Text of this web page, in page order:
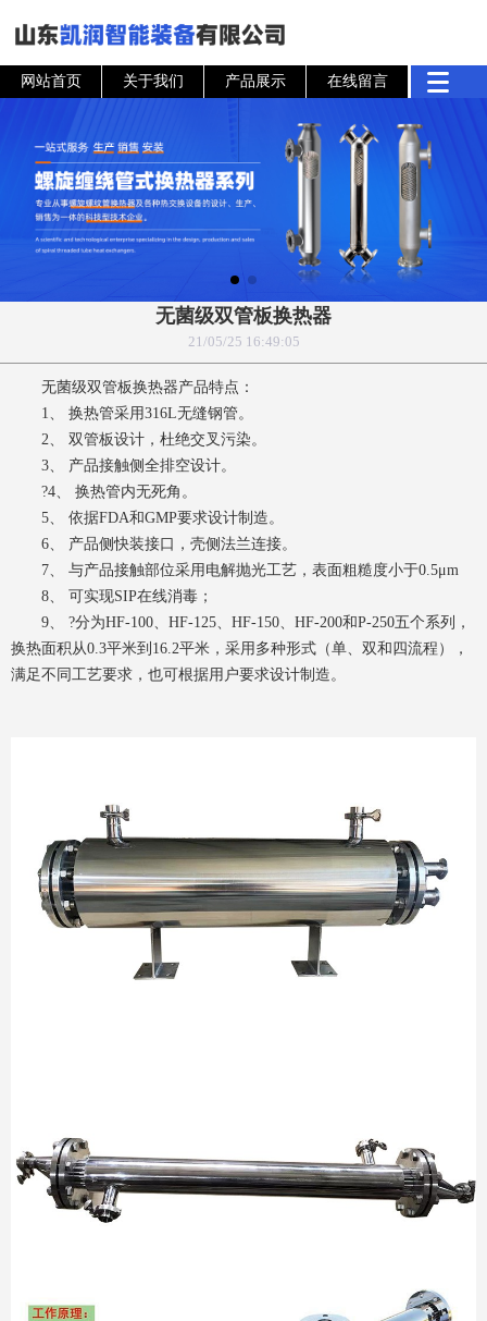
网站首页 关于我们 产品展示 在线留言
无菌级双管板换热器
21/05/25 16:49:05
无菌级双管板换热器产品特点：
1、 换热管采用316L无缝钢管。
2、 双管板设计，杜绝交叉污染。
3、 产品接触侧全排空设计。
?4、 换热管内无死角。
5、 依据FDA和GMP要求设计制造。
6、 产品侧快装接口，壳侧法兰连接。
7、 与产品接触部位采用电解抛光工艺，表面粗糙度小于0.5μm
8、 可实现SIP在线消毒；
9、 ?分为HF-100、HF-125、HF-150、HF-200和P-250五个系列，
换热面积从0.3平米到16.2平米，采用多种形式（单、双和四流程），
满足不同工艺要求，也可根据用户要求设计制造。